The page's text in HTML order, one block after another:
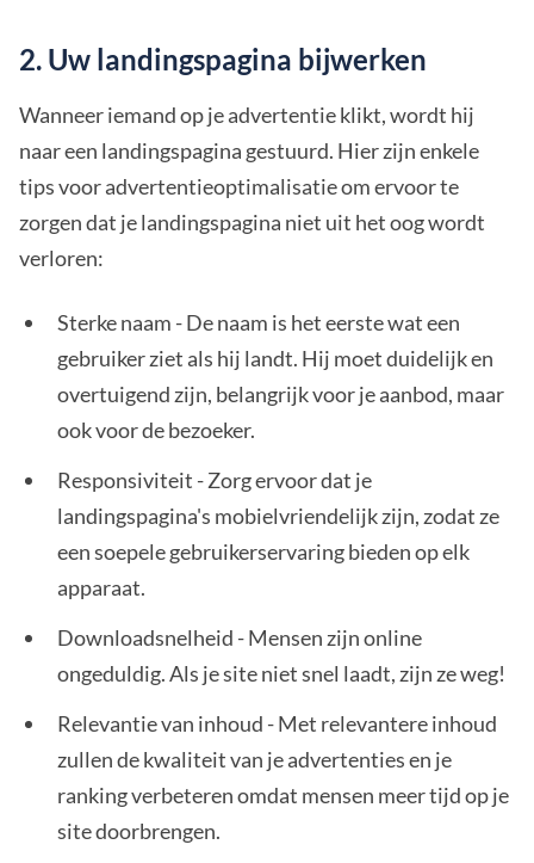
2. Uw landingspagina bijwerken
Wanneer iemand op je advertentie klikt, wordt hij
naar een landingspagina gestuurd. Hier zijn enkele
tips voor advertentieoptimalisatie om ervoor te
zorgen dat je landingspagina niet uit het oog wordt
verloren:
Sterke naam - De naam is het eerste wat een
gebruiker ziet als hij landt. Hij moet duidelijk en
overtuigend zijn, belangrijk voor je aanbod, maar
ook voor de bezoeker.
Responsiviteit - Zorg ervoor dat je
landingspagina's mobielvriendelijk zijn, zodat ze
een soepele gebruikerservaring bieden op elk
apparaat.
Downloadsnelheid - Mensen zijn online
ongeduldig. Als je site niet snel laadt, zijn ze weg!
Relevantie van inhoud - Met relevantere inhoud
zullen de kwaliteit van je advertenties en je
ranking verbeteren omdat mensen meer tijd op je
site doorbrengen.